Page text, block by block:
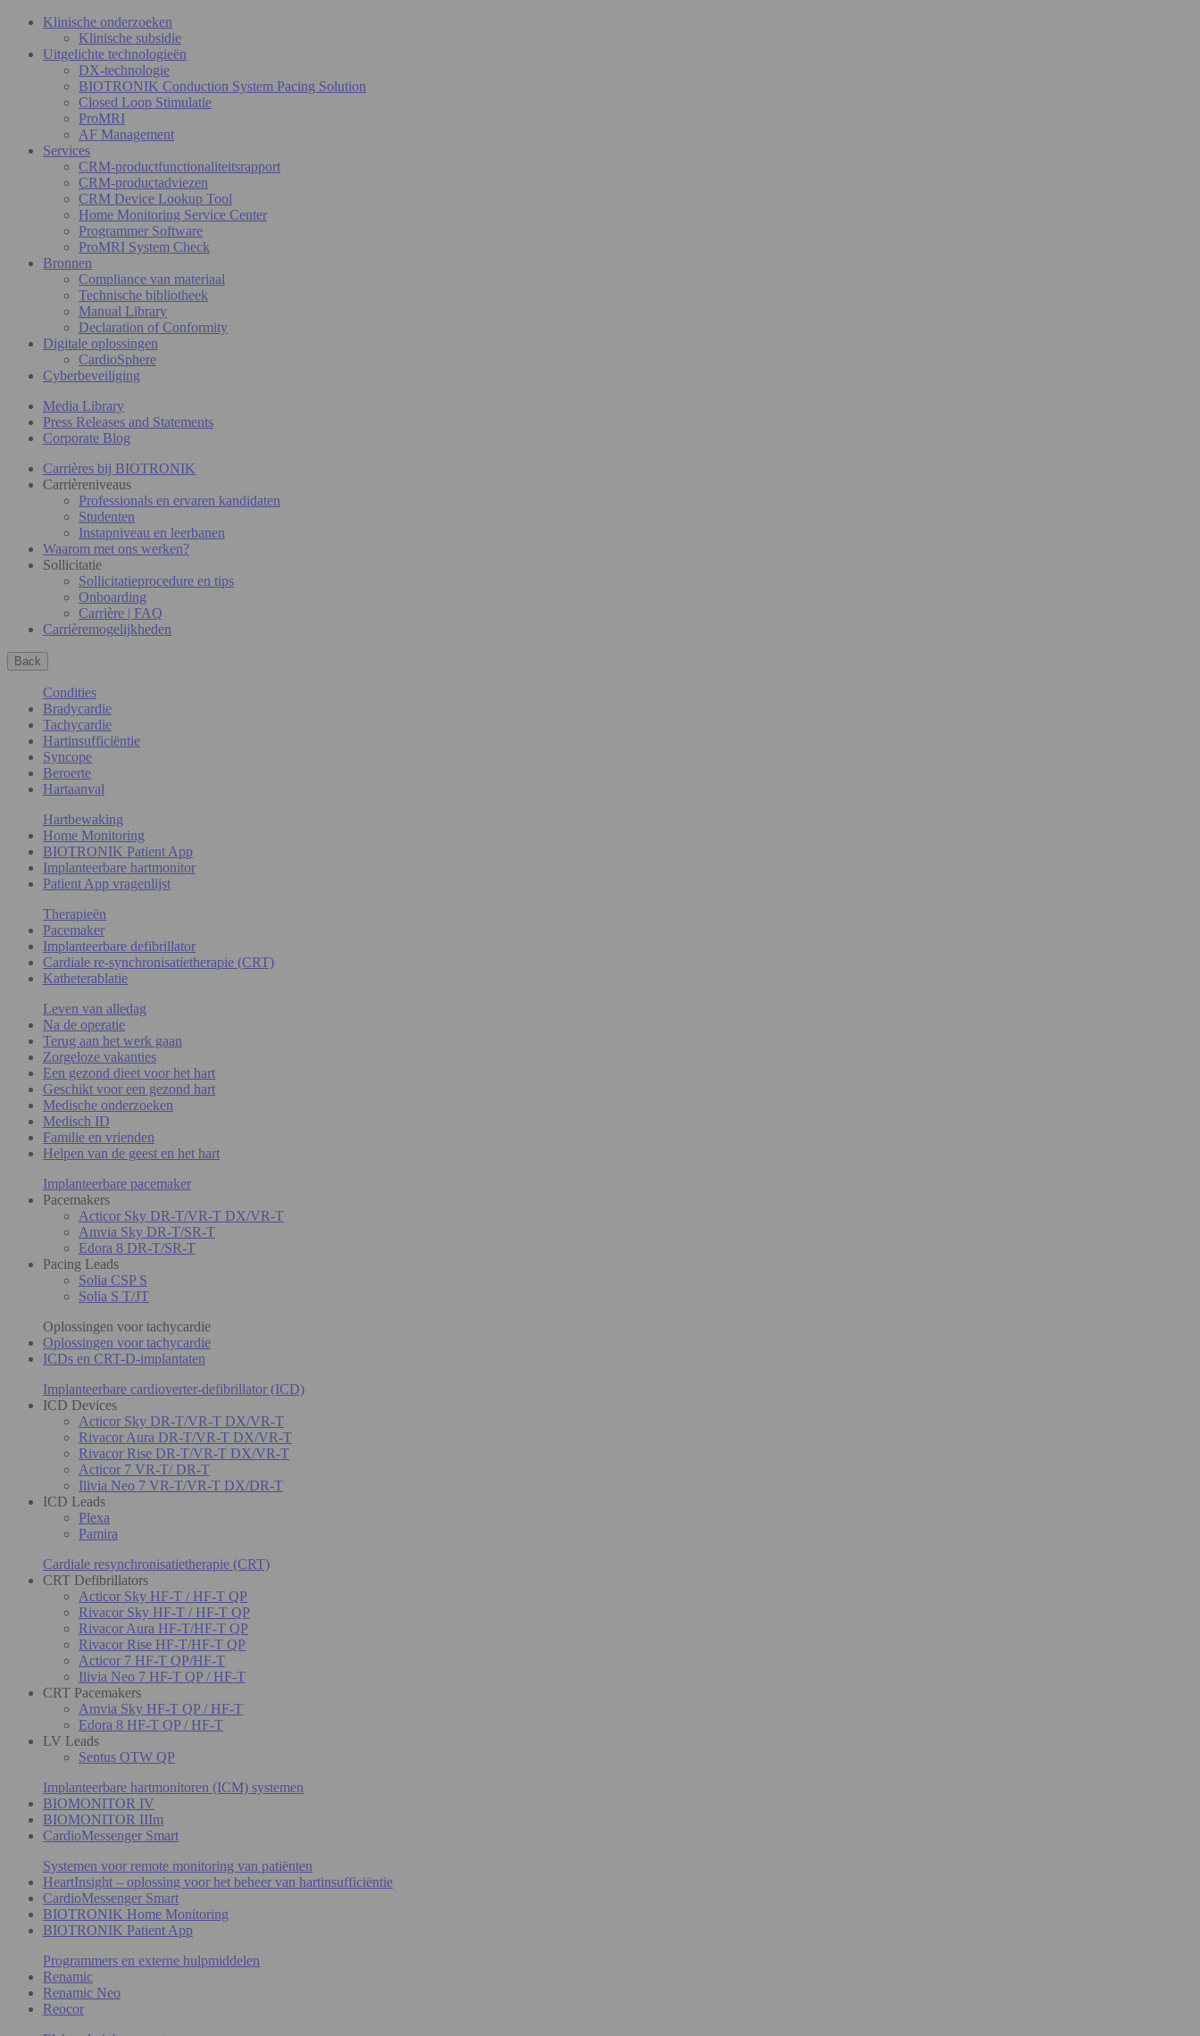
Klinische onderzoeken
Klinische subsidie
Uitgelichte technologieën
DX-technologie
BIOTRONIK Conduction System Pacing Solution
Closed Loop Stimulatie
ProMRI
AF Management
Services
CRM-productfunctionaliteitsrapport
CRM-productadviezen
CRM Device Lookup Tool
Home Monitoring Service Center
Programmer Software
ProMRI System Check
Bronnen
Compliance van materiaal
Technische bibliotheek
Manual Library
Declaration of Conformity
Digitale oplossingen
CardioSphere
Cyberbeveiliging
Media Library
Press Releases and Statements
Corporate Blog
Carrières bij BIOTRONIK
Carrièreniveaus
Professionals en ervaren kandidaten
Studenten
Instapniveau en leerbanen
Waarom met ons werken?
Sollicitatie
Sollicitatieprocedure en tips
Onboarding
Carrière | FAQ
Carrièremogelijkheden
Back
Condities
Bradycardie
Tachycardie
Hartinsufficiëntie
Syncope
Beroerte
Hartaanval
Hartbewaking
Home Monitoring
BIOTRONIK Patient App
Implanteerbare hartmonitor
Patient App vragenlijst
Therapieën
Pacemaker
Implanteerbare defibrillator
Cardiale re-synchronisatietherapie (CRT)
Katheterablatie
Leven van alledag
Na de operatie
Terug aan het werk gaan
Zorgeloze vakanties
Een gezond dieet voor het hart
Geschikt voor een gezond hart
Medische onderzoeken
Medisch ID
Familie en vrienden
Helpen van de geest en het hart
Implanteerbare pacemaker
Pacemakers
Acticor Sky DR-T/VR-T DX/VR-T
Amvia Sky DR-T/SR-T
Edora 8 DR-T/SR-T
Pacing Leads
Solia CSP S
Solia S T/JT
Oplossingen voor tachycardie
Oplossingen voor tachycardie
ICDs en CRT-D-implantaten
Implanteerbare cardioverter-defibrillator (ICD)
ICD Devices
Acticor Sky DR-T/VR-T DX/VR-T
Rivacor Aura DR-T/VR-T DX/VR-T
Rivacor Rise DR-T/VR-T DX/VR-T
Acticor 7 VR-T/ DR-T
Ilivia Neo 7 VR-T/VR-T DX/DR-T
ICD Leads
Plexa
Pamira
Cardiale resynchronisatietherapie (CRT)
CRT Defibrillators
Acticor Sky HF-T / HF-T QP
Rivacor Sky HF-T / HF-T QP
Rivacor Aura HF-T/HF-T QP
Rivacor Rise HF-T/HF-T QP
Acticor 7 HF-T QP/HF-T
Ilivia Neo 7 HF-T QP / HF-T
CRT Pacemakers
Amvia Sky HF-T QP / HF-T
Edora 8 HF-T QP / HF-T
LV Leads
Sentus OTW QP
Implanteerbare hartmonitoren (ICM) systemen
BIOMONITOR IV
BIOMONITOR IIIm
CardioMessenger Smart
Systemen voor remote monitoring van patiënten
HeartInsight – oplossing voor het beheer van hartinsufficiëntie
CardioMessenger Smart
BIOTRONIK Home Monitoring
BIOTRONIK Patient App
Programmers en externe hulpmiddelen
Renamic
Renamic Neo
Reocor